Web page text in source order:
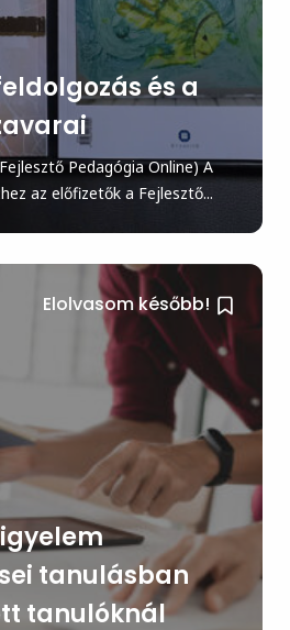
és a
Pedagógia Online) A
az előfizetők a Fejlesztő...
Elolvasom később!
tanulásban
tanulóknál